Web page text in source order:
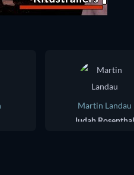
Martin Landau
Judah Rosenthal